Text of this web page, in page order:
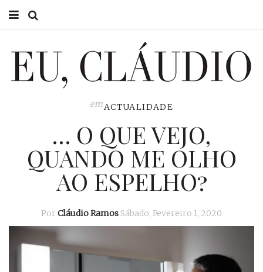
EU CLÁUDIO
EU, PAI
ACTUALIDADE
emACTUALIDADE
… O QUE VEJO,
QUANDO ME OLHO
AO ESPELHO?
Por Cláudio Ramos Sábado, Fevereiro 1, 2020